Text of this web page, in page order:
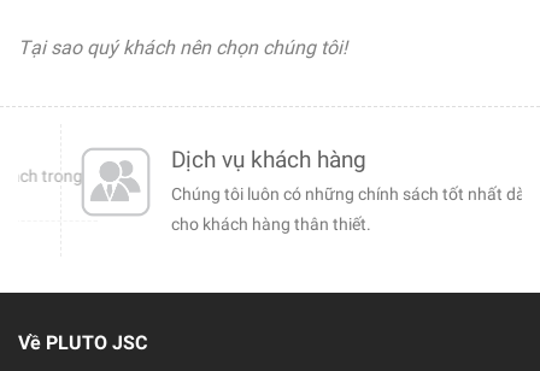
Tại sao quý khách nên chọn chúng tôi!
Dịch vụ khách hàng
Chúng tôi luôn có những chính sách tốt nhất dành
cho khách hàng thân thiết.
Về PLUTO JSC